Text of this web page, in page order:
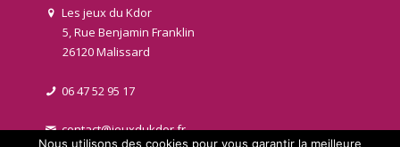
Les jeux du Kdor
5, Rue Benjamin Franklin
26120 Malissard
06 47 52 95 17
contact@jeuxdukdor.fr
Nous utilisons des cookies pour vous garantir la meilleure